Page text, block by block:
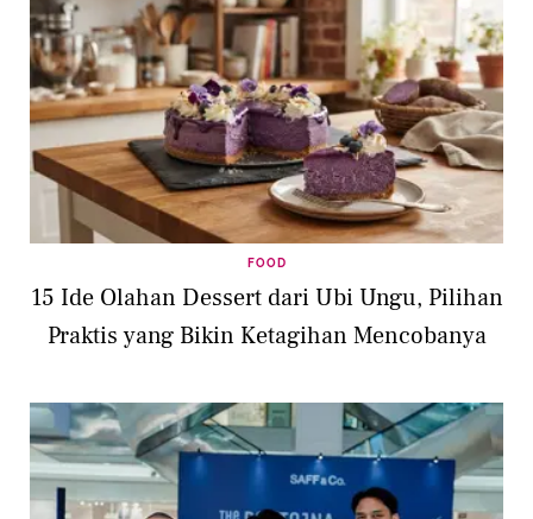
FOOD
15 Ide Olahan Dessert dari Ubi Ungu, Pilihan
Praktis yang Bikin Ketagihan Mencobanya